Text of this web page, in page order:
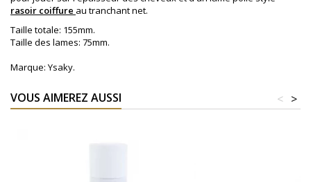
rasoir coiffure au tranchant net.
Taille totale: 155mm.
Taille des lames: 75mm.
Marque: Ysaky.
VOUS AIMEREZ AUSSI >
<